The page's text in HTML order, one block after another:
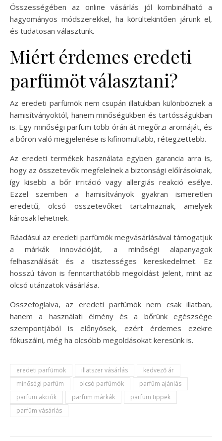
Összességében az online vásárlás jól kombinálható a
hagyományos módszerekkel, ha körültekintően járunk el,
és tudatosan választunk.
Miért érdemes eredeti
parfümöt választani?
Az eredeti parfümök nem csupán illatukban különböznek a
hamisítványoktól, hanem minőségükben és tartósságukban
is. Egy minőségi parfüm több órán át megőrzi aromáját, és
a bőrön való megjelenése is kifinomultabb, rétegzettebb.
Az eredeti termékek használata egyben garancia arra is,
hogy az összetevők megfelelnek a biztonsági előírásoknak,
így kisebb a bőr irritáció vagy allergiás reakció esélye.
Ezzel szemben a hamisítványok gyakran ismeretlen
eredetű, olcsó összetevőket tartalmaznak, amelyek
károsak lehetnek.
Ráadásul az eredeti parfümök megvásárlásával támogatjuk
a márkák innovációját, a minőségi alapanyagok
felhasználását és a tisztességes kereskedelmet. Ez
hosszú távon is fenntarthatóbb megoldást jelent, mint az
olcsó utánzatok vásárlása.
Összefoglalva, az eredeti parfümök nem csak illatban,
hanem a használati élmény és a bőrünk egészsége
szempontjából is előnyösek, ezért érdemes ezekre
fókuszálni, még ha olcsóbb megoldásokat keresünk is.
eredeti parfümök illatszer vásárlás
kedvező ár
minőségi parfüm
olcsó parfümök
parfüm ajánlás
parfüm akciók
parfüm márkák
parfüm tippek
parfüm vásárlás